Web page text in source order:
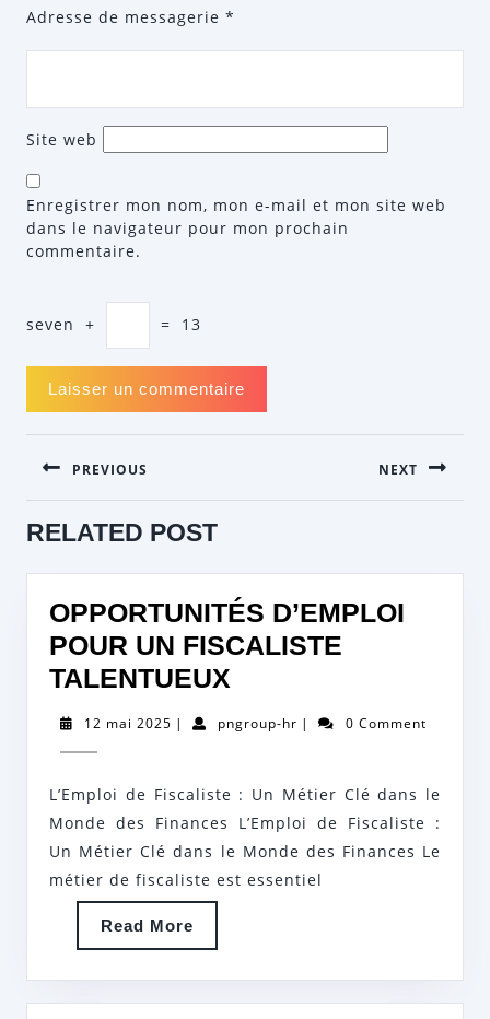
Adresse de messagerie *
Site web
Enregistrer mon nom, mon e-mail et mon site web
dans le navigateur pour mon prochain
commentaire.
seven + = 13
NAVIGATION
DE
L’ARTICLE
PREVIOUS
post:
NEXT
RELATED POST
OPPORTUNITÉS D’EMPLOI
POUR UN FISCALISTE
TALENTUEUX
D’EMPLOI
FISCALISTE
TALENTUEUX
12 mai 2025 12| pngroup-hrpngroup-
| 0 Comment
L’Emploi de Fiscaliste : Un Métier Clé dans le
Monde des Finances L’Emploi de Fiscaliste :
Un Métier Clé dans le Monde des Finances Le
métier de fiscaliste est essentiel
Read More
More